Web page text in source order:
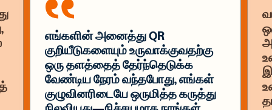
எங்களின் அனைத்து QR
குறியீடுகளையும் உருவாக்குவதற்கு
ஒரு தளத்தைத் தேர்ந்தெடுக்க
வேண்டிய நேரம் வந்தபோது, எங்கள்
குழுவினரிடையே ஒருமித்த கருத்து